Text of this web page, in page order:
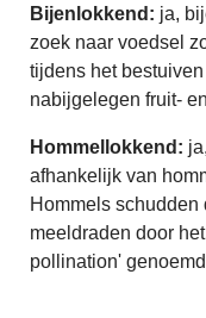
Bijenlokkend: ja,
zoek naar voedsel
tijdens het
nabijgelegen fruit-
Hommellokkend:
afhankelijk van
Hommels
meeldraden door
pollination'